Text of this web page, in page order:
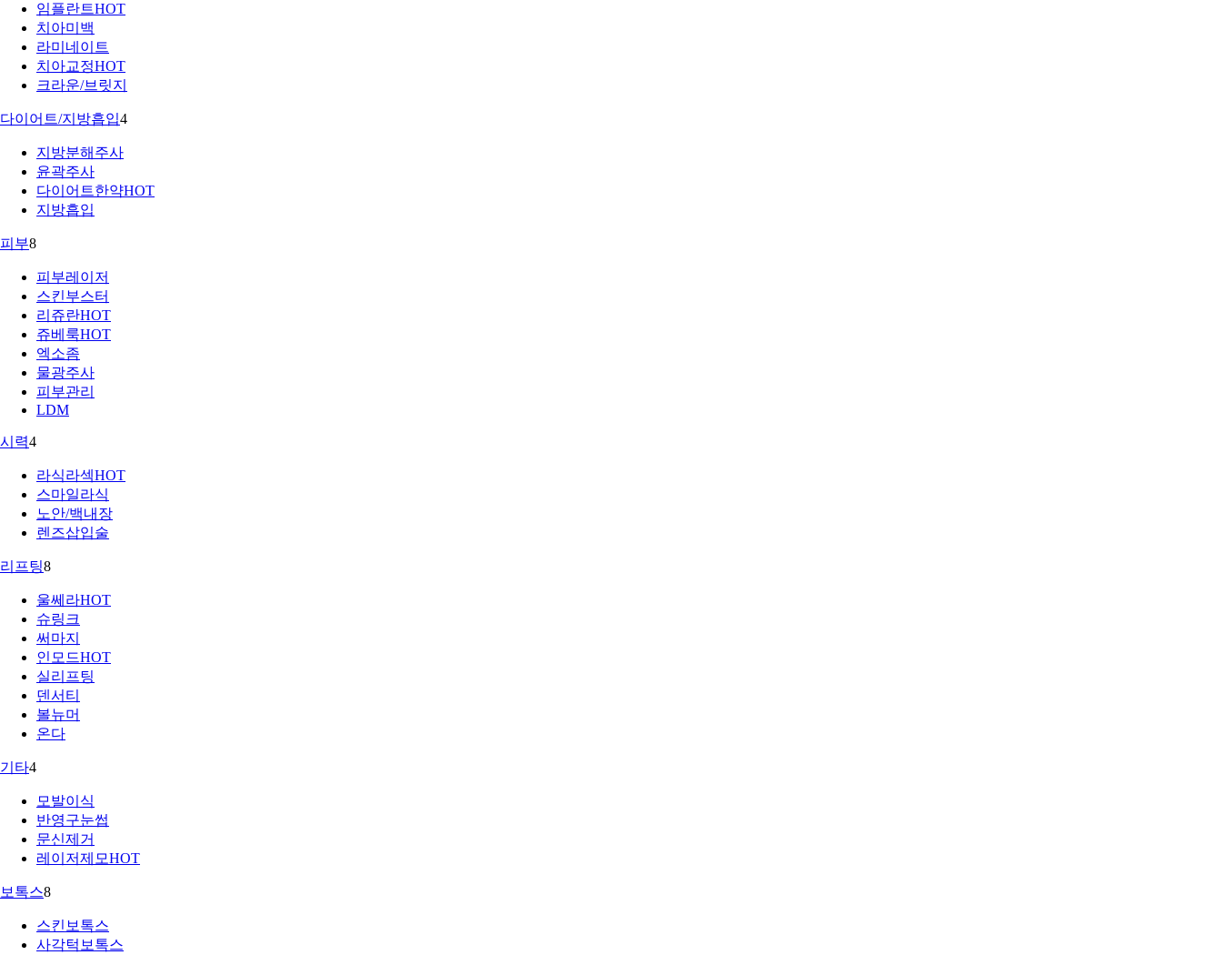
임플란트HOT
치아미백
라미네이트
치아교정HOT
크라운/브릿지
다이어트/지방흡입4
지방분해주사
윤곽주사
다이어트한약HOT
지방흡입
피부8
피부레이저
스킨부스터
리쥬란HOT
쥬베룩HOT
엑소좀
물광주사
피부관리
LDM
시력4
라식라섹HOT
스마일라식
노안/백내장
렌즈삽입술
리프팅8
울쎄라HOT
슈링크
써마지
인모드HOT
실리프팅
덴서티
볼뉴머
온다
기타4
모발이식
반영구눈썹
문신제거
레이저제모HOT
보톡스8
스킨보톡스
사각턱보톡스